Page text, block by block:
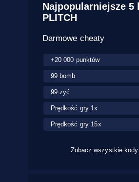
Najpopularniejsze 5
PLITCH
Darmowe cheaty
+20 000 punktów
99 bomb
99 żyć
Prędkość gry 1x
Prędkość gry 15x
Zobacz wszystkie kody